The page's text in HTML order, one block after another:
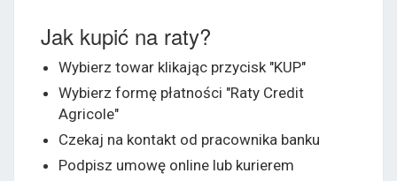
Jak kupić na raty?
Wybierz towar klikając przycisk "KUP"
Wybierz formę płatności "Raty Credit
Agricole"
Czekaj na kontakt od pracownika banku
Podpisz umowę online lub kurierem